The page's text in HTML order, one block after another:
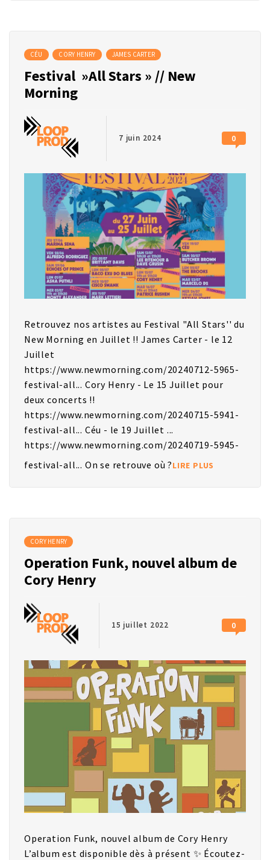
CÉU CORY HENRY JAMES CARTER
Festival »All Stars » // New
Morning
7 juin 2024 0
Retrouvez nos artistes au Festival "All Stars'' du
New Morning en Juillet !! James Carter - le 12
Juillet
https://www.newmorning.com/20240712-5965-
festival-all... Cory Henry - Le 15 Juillet pour
deux concerts !!
https://www.newmorning.com/20240715-5941-
festival-all... Céu - le 19 Juillet ...
https://www.newmorning.com/20240719-5945-
festival-all... On se retrouve où ?LIRE PLUS
CORY HENRY
Operation Funk, nouvel album de
Cory Henry
15 juillet 2022 0
Operation Funk, nouvel album de Cory Henry
L’album est disponible dès à présent ✨ Écoutez-